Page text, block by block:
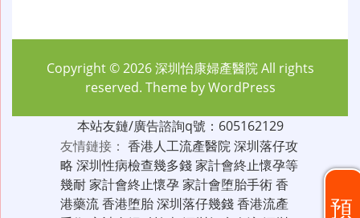
預
Copyright © 2026深圳怡康婦產醫院All rights
reserved. Theme byWordPress
本站友鏈/廣告諮詢q號：605162129
友情鏈接： 香港人工流產醫院深圳落仔攻
略 深圳性病檢查幾多錢家計會終止懷孕等
幾耐家計會終止懷孕家計會堕胎手術香
港藥流香港堕胎深圳落仔幾錢香港流產